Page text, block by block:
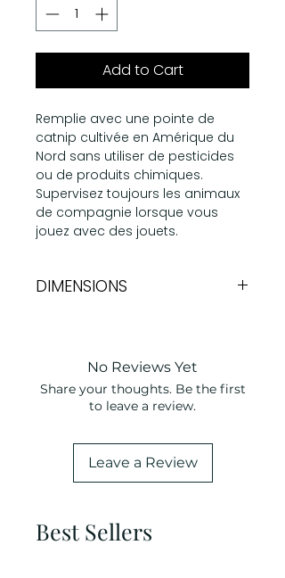
Add to Cart
Remplie avec une pointe de
catnip cultivée en Amérique du
Nord sans utiliser de pesticides
ou de produits chimiques.
Supervisez toujours les animaux
de compagnie lorsque vous
jouez avec des jouets.
DIMENSIONS
No Reviews Yet
Share your thoughts. Be the first
to leave a review.
Leave a Review
Best Sellers